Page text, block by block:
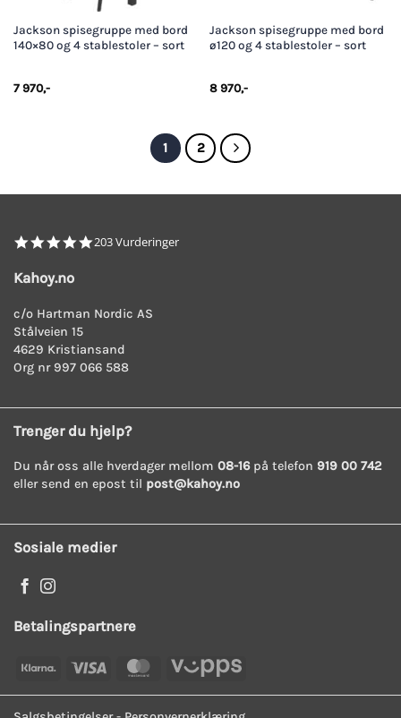
Jackson spisegruppe med bord
140×80 og 4 stablestoler – sort
7 970,-
Jackson spisegruppe med bord
ø120 og 4 stablestoler – sort
8 970,-
1 2
4.8
203 Vurderinger
Kahoy.no
c/o Hartman Nordic AS
Stålveien 15
4629 Kristiansand
Org nr 997 066 588
Trenger du hjelp?
Du når oss alle hverdager mellom 08-16på telefon 919 00 742
eller send en epost til post@kahoy.no
Sosiale medier
Betalingspartnere
Klarna Visa MasterCard Vipps